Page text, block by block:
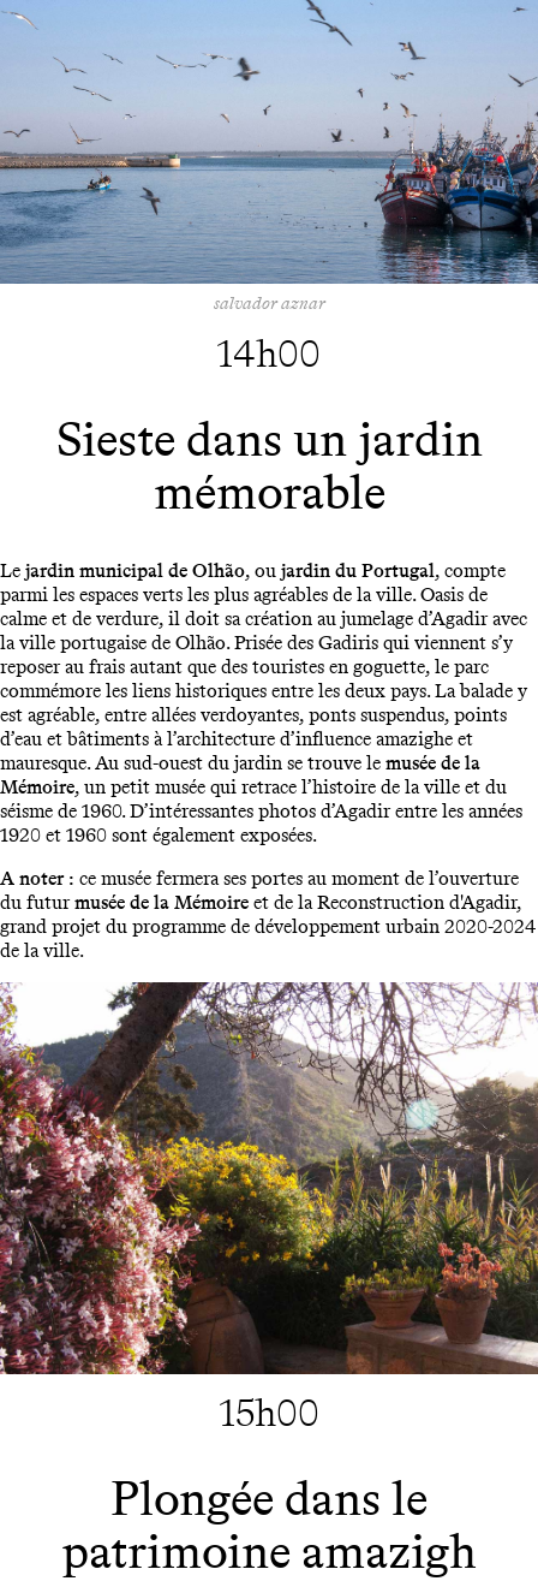
salvador aznar
14h00
Sieste dans un jardin
mémorable
Le jardin municipal de Olhão, ou jardin du Portugal, compte
parmi les espaces verts les plus agréables de la ville. Oasis de
calme et de verdure, il doit sa création au jumelage d’Agadir avec
la ville portugaise de Olhão. Prisée des Gadiris qui viennent s’y
reposer au frais autant que des touristes en goguette, le parc
commémore les liens historiques entre les deux pays. La balade y
est agréable, entre allées verdoyantes, ponts suspendus, points
d’eau et bâtiments à l’architecture d’influence amazighe et
mauresque. Au sud-ouest du jardin se trouve le musée de la
Mémoire, un petit musée qui retrace l’histoire de la ville et du
séisme de 1960. D’intéressantes photos d’Agadir entre les années
1920 et 1960 sont également exposées.
A noter : ce musée fermera ses portes au moment de l’ouverture
du futurmusée de la Mémoire et de la Reconstruction d'Agadir,
grand projet du programme de développement urbain 2020-2024
de la ville.
15h00
Plongée dans le
patrimoine amazigh